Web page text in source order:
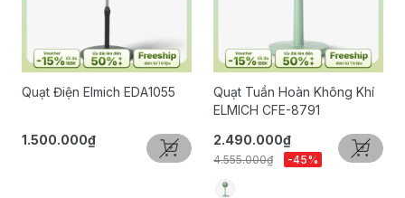
Quạt Điện Elmich EDA1055
1.500.000₫
Quạt Tuần Hoàn Không Khí
ELMICH CFE-8791
2.490.000₫
4.555.000₫ -45%